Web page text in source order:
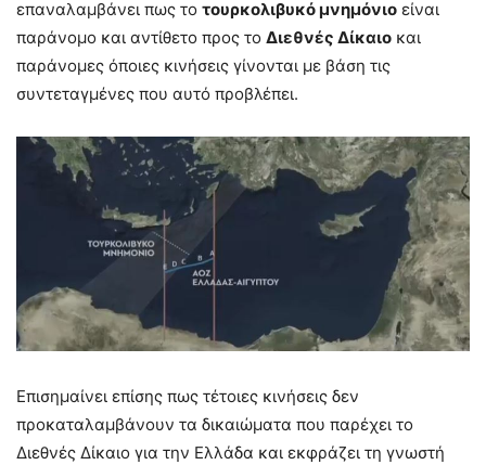
επαναλαμβάνει πως το τουρκολιβυκό μνημόνιο είναι
παράνομο και αντίθετο προς το Διεθνές Δίκαιο και
παράνομες όποιες κινήσεις γίνονται με βάση τις
συντεταγμένες που αυτό προβλέπει.
Επισημαίνει επίσης πως τέτοιες κινήσεις δεν
προκαταλαμβάνουν τα δικαιώματα που παρέχει το
Διεθνές Δίκαιο για την Ελλάδα και εκφράζει τη γνωστή